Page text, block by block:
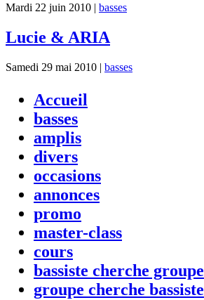
Mardi 22 juin 2010 | basses
Lucie & ARIA
Samedi 29 mai 2010 | basses
Accueil
basses
amplis
divers
occasions
annonces
promo
master-class
cours
bassiste cherche groupe
groupe cherche bassiste